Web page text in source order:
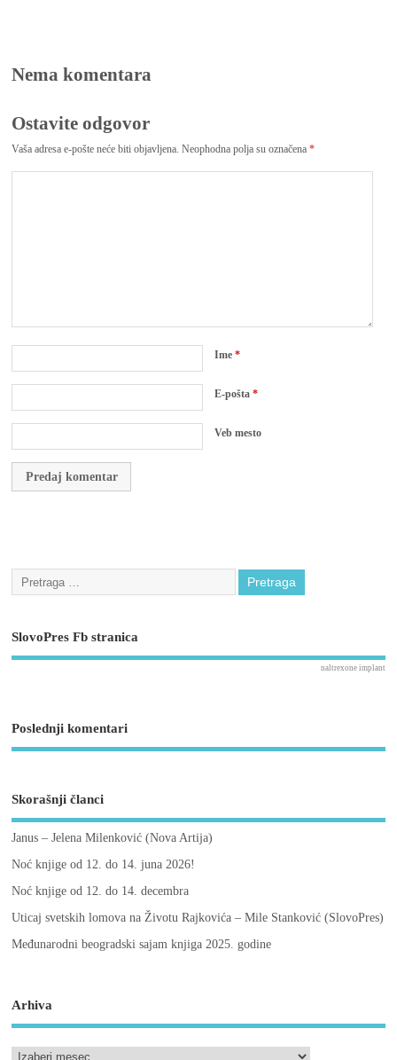
Nema komentara
Ostavite odgovor
Vaša adresa e-pošte neće biti objavljena. Neophodna polja su označena*
Ime*
E-pošta*
Veb mesto
SlovoPres Fb stranica
naltrexone implant
Poslednji komentari
Skorašnji članci
Janus – Jelena Milenković (Nova Artija)
Noć knjige od 12. do 14. juna 2026!
Noć knjige od 12. do 14. decembra
Uticaj svetskih lomova na Životu Rajkovića – Mile Stanković (SlovoPres)
Međunarodni beogradski sajam knjiga 2025. godine
Arhiva